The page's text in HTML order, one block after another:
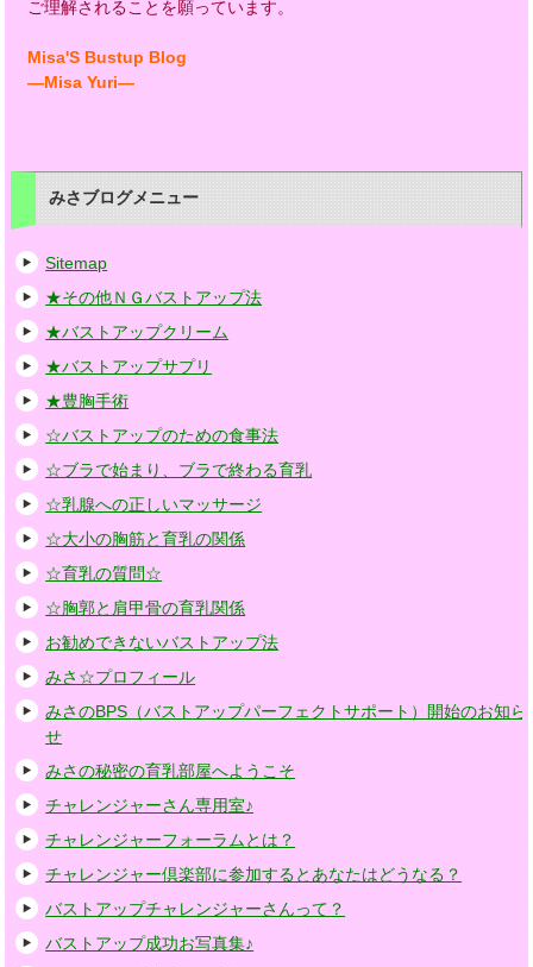
ご理解されることを願っています。
Misa'S Bustup Blog
―Misa Yuri―
みさブログメニュー
Sitemap
★その他ＮＧバストアップ法
★バストアップクリーム
★バストアップサプリ
★豊胸手術
☆バストアップのための食事法
☆ブラで始まり、ブラで終わる育乳
☆乳腺への正しいマッサージ
☆大小の胸筋と育乳の関係
☆育乳の質問☆
☆胸郭と肩甲骨の育乳関係
お勧めできないバストアップ法
みさ☆プロフィール
みさのBPS（バストアップパーフェクトサポート）開始のお知ら
せ
みさの秘密の育乳部屋へようこそ
チャレンジャーさん専用室♪
チャレンジャーフォーラムとは？
チャレンジャー倶楽部に参加するとあなたはどうなる？
バストアップチャレンジャーさんって？
バストアップ成功お写真集♪